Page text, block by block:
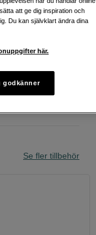
Se fler tillbehör
att ge dig inspiration och
Du kan självklart ändra dina
här.
godkänner